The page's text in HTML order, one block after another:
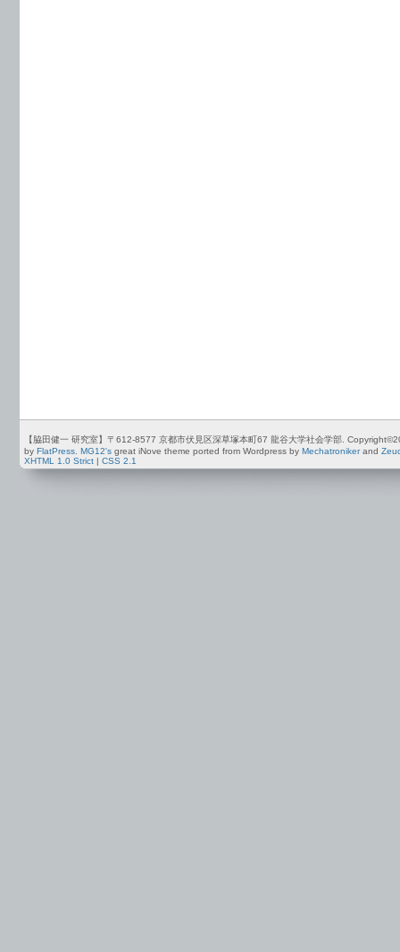
【脇田健一 研究室】〒612-8577 京都市伏見区深草塚本町67 龍谷大学社会学部.
by FlatPress. MG12's great iNove theme ported from Wordpress by Mechatronikerand
XHTML 1.0 Strict
CSS 2.1